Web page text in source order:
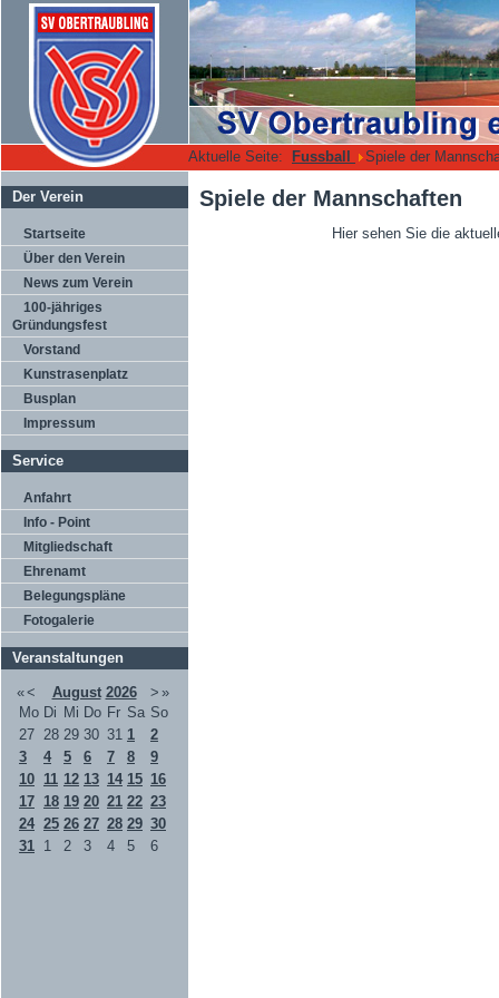
Aktuelle Seite: Fussball Spiele der
Der Verein
Startseite
Über den Verein
News zum Verein
100-jähriges
Gründungsfest
Vorstand
Kunstrasenplatz
Busplan
Impressum
Service
Anfahrt
Info - Point
Mitgliedschaft
Ehrenamt
Belegungspläne
Fotogalerie
Veranstaltungen
«< August 2026 > »
Mo Di Mi Do Fr Sa So
27 28 29 30 31 1
2
3
4 5 6 7 8
9
10 11 12 13 14 15 16
17 18 19 20 21 22 23
24 25 26 27 28 29 30
31 1 2 3 4 5 6
Spiele der Mannschaften
Hier sehen Sie die